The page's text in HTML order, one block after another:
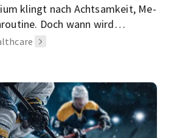
klingt nach Achtsamkeit, Me-
Doch wann wird
Wir zeigen dir, woran du